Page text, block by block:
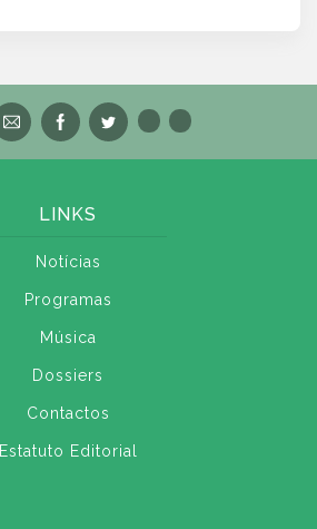
LINKS
Notícias
Programas
Música
Dossiers
Contactos
Estatuto Editorial